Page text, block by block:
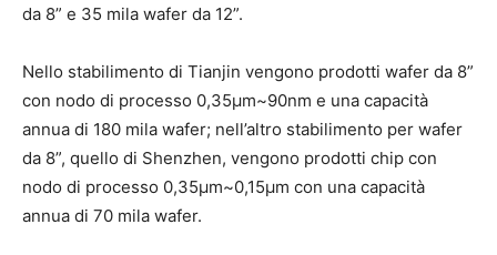
da 8” e 35 mila wafer da 12”.
Nello stabilimento di Tianjin vengono prodotti wafer da 8”
con nodo di processo 0,35µm~90nm e una capacità
annua di 180 mila wafer; nell’altro stabilimento per wafer
da 8”, quello di Shenzhen, vengono prodotti chip con
nodo di processo 0,35µm~0,15µm con una capacità
annua di 70 mila wafer.